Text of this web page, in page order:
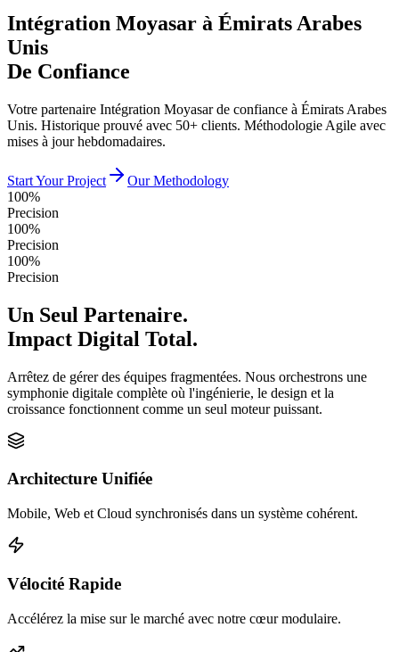
Intégration Moyasar à Émirats Arabes
Unis
De Confiance
Votre partenaire Intégration Moyasar de confiance à Émirats Arabes
Unis. Historique prouvé avec 50+ clients. Méthodologie Agile avec
mises à jour hebdomadaires.
Start Your Project
Our Methodology
100%
Precision
100%
Precision
100%
Precision
Un Seul Partenaire.
Impact Digital Total.
Arrêtez de gérer des équipes fragmentées. Nous orchestrons une
symphonie digitale complète où l'ingénierie, le design et la
croissance fonctionnent comme un seul moteur puissant.
Architecture Unifiée
Mobile, Web et Cloud synchronisés dans un système cohérent.
Vélocité Rapide
Accélérez la mise sur le marché avec notre cœur modulaire.